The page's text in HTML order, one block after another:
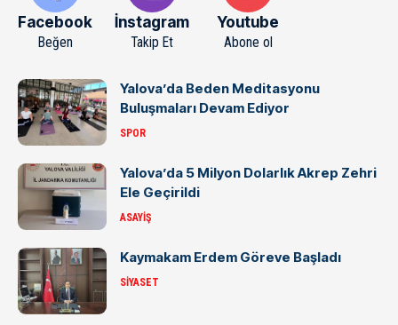
Facebook
Beğen
İnstagram
Takip Et
Youtube
Abone ol
Yalova’da Beden Meditasyonu
Buluşmaları Devam Ediyor
SPOR
Yalova’da 5 Milyon Dolarlık Akrep Zehri
Ele Geçirildi
ASAYIŞ
Kaymakam Erdem Göreve Başladı
SIYASET